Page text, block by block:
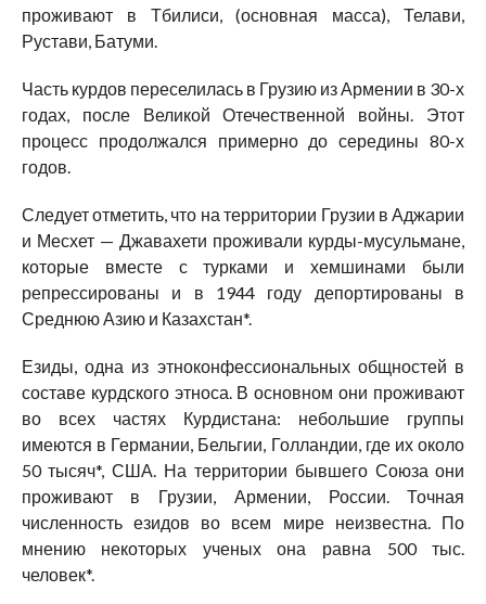
проживают в Тбилиси, (основная масса), Телави,
Рустави, Батуми.
Часть курдов переселилась в Грузию из Армении в 30-х
годах, после Великой Отечественной войны. Этот
процесс продолжался примерно до середины 80-х
годов.
Следует отметить, что на территории Грузии в Аджарии
и Месхет — Джавахети проживали курды-мусульмане,
которые вместе с турками и хемшинами были
репрессированы и в 1944 году депортированы в
Среднюю Азию и Казахстан*.
Езиды, одна из этноконфессиональных общностей в
составе курдского этноса. В основном они проживают
во всех частях Курдистана: небольшие группы
имеются в Германии, Бельгии, Голландии, где их около
50 тысяч*, США. На территории бывшего Союза они
проживают в Грузии, Армении, России. Точная
численность езидов во всем мире неизвестна. По
мнению некоторых ученых она равна 500 тыс.
человек*.